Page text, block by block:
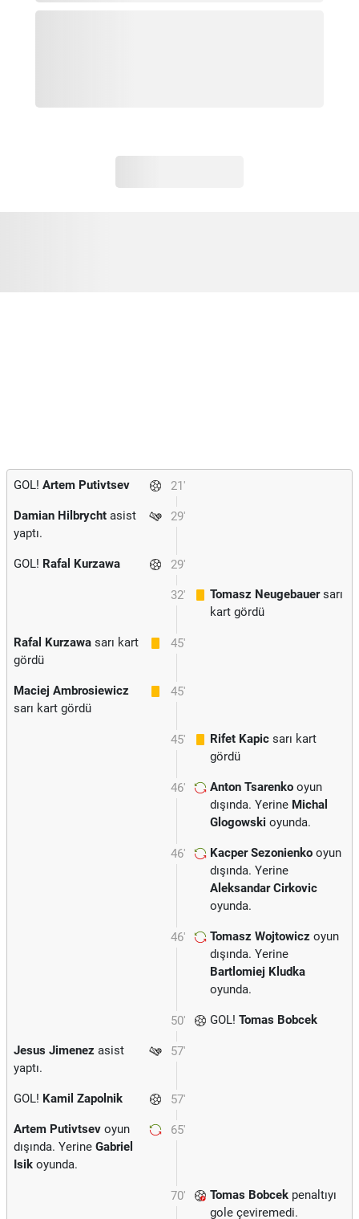
21'
GOL! Artem Putivtsev
29'
Damian Hilbrycht asist
yaptı.
29'
GOL! Rafal Kurzawa
32' Tomasz Neugebauersarı
kart gördü
45'
Rafal Kurzawa sarı kart
gördü
45'
Maciej Ambrosiewicz
sarı kart gördü
45' Rifet Kapic sarı kart
gördü
46' Anton Tsarenko oyun
dışında. Yerine Michal
Glogowski oyunda.
46' Kacper Sezonienko oyun
dışında. Yerine
Aleksandar Cirkovic
oyunda.
46' Tomasz Wojtowicz oyun
dışında. Yerine
Bartlomiej Kludka
oyunda.
50' GOL! Tomas Bobcek
57'
Jesus Jimenez asist
yaptı.
57'
GOL! Kamil Zapolnik
65'
Artem Putivtsev oyun
dışında. Yerine Gabriel
Isik oyunda.
70' Tomas Bobcek penaltıyı
gole çeviremedi.